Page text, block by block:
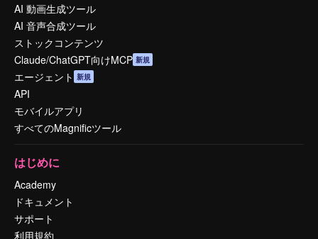
AI 動画生成ツール
AI 音声合成ツール
ストックコンテンツ
Claude/ChatGPT向けMCP 新規
エージェント 新規
API
モバイルアプリ
すべてのMagnificツール
はじめに
Academy
ドキュメント
サポート
利用規約